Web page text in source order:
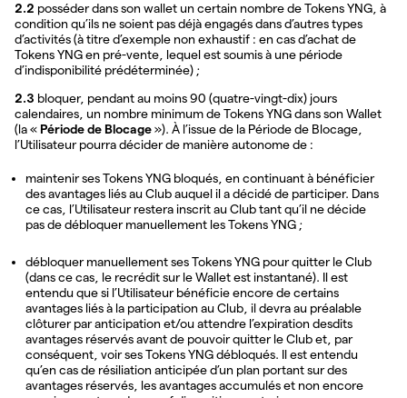
2.2 posséder dans son wallet un certain nombre de Tokens YNG, à
condition qu’ils ne soient pas déjà engagés dans d’autres types
d’activités (à titre d’exemple non exhaustif : en cas d’achat de
Tokens YNG en pré-vente, lequel est soumis à une période
d’indisponibilité prédéterminée) ;
2.3 bloquer, pendant au moins 90 (quatre-vingt-dix) jours
calendaires, un nombre minimum de Tokens YNG dans son Wallet
(la « Période de Blocage»). À l’issue de la Période de Blocage,
l’Utilisateur pourra décider de manière autonome de :
maintenir ses Tokens YNG bloqués, en continuant à bénéficier
des avantages liés au Club auquel il a décidé de participer. Dans
ce cas, l’Utilisateur restera inscrit au Club tant qu’il ne décide
pas de débloquer manuellement les Tokens YNG ;
débloquer manuellement ses Tokens YNG pour quitter le Club
(dans ce cas, le recrédit sur le Wallet est instantané). Il est
entendu que si l’Utilisateur bénéficie encore de certains
avantages liés à la participation au Club, il devra au préalable
clôturer par anticipation et/ou attendre l’expiration desdits
avantages réservés avant de pouvoir quitter le Club et, par
conséquent, voir ses Tokens YNG débloqués. Il est entendu
qu’en cas de résiliation anticipée d’un plan portant sur des
avantages réservés, les avantages accumulés et non encore